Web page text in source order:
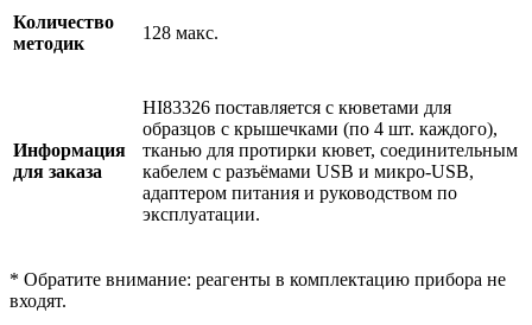
Количество
методик
128 макс.
Информация
для заказа
HI83326 поставляется с кюветами для
образцов с крышечками (по 4 шт. каждого),
тканью для протирки кювет, соединительным
кабелем с разъёмами USB и микро-USB,
адаптером питания и руководством по
эксплуатации.
* Обратите внимание: реагенты в комплектацию прибора не
входят.